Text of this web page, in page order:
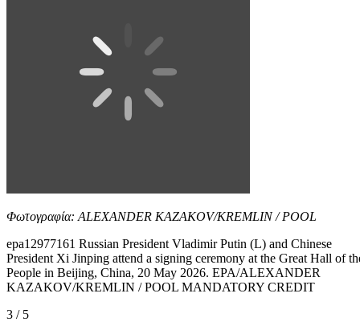
Φωτογραφία: ALEXANDER KAZAKOV/KREMLIN / POOL
epa12977161 Russian President Vladimir Putin (L) and Chinese
President Xi Jinping attend a signing ceremony at the Great Hall of
People in Beijing, China, 20 May 2026. EPA/ALEXANDER
KAZAKOV/KREMLIN / POOL MANDATORY CREDIT
3 / 5